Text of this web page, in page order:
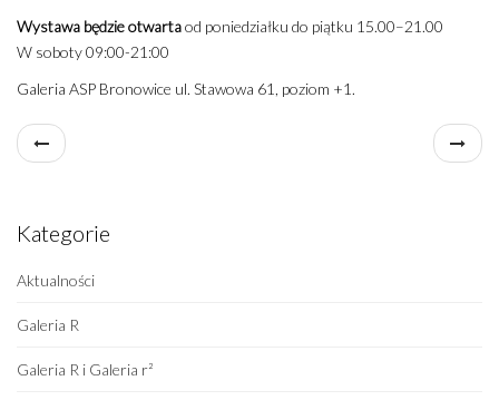
Wystawa będzie otwartaod poniedziałku do piątku 15.00–21.00
W soboty 09:00-21:00
Galeria ASP Bronowice ul. Stawowa 61, poziom +1.
Kategorie
Aktualności
Galeria R
Galeria R i Galeria r²